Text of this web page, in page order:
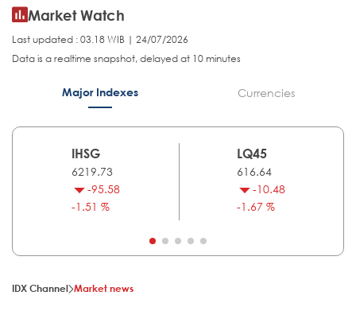
Market Watch
Last updated : 03.18 WIB | 24/07/2026
Data is a realtime snapshot, delayed at 10 minutes
Major Indexes Currencies
IHSG
6219.73
-95.58
-1.51 %
LQ45
616.64
-10.48
-1.67 %
IDX Channel Market news